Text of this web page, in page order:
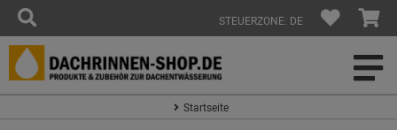
STEUERZONE: DE
Startseite